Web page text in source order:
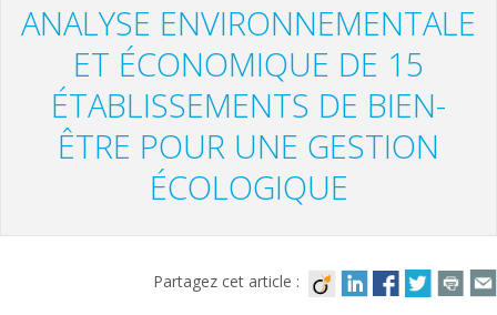
ANALYSE ENVIRONNEMENTALE
ET ÉCONOMIQUE DE 15
ÉTABLISSEMENTS DE BIEN-
ÊTRE POUR UNE GESTION
ÉCOLOGIQUE
Partagez cet article :